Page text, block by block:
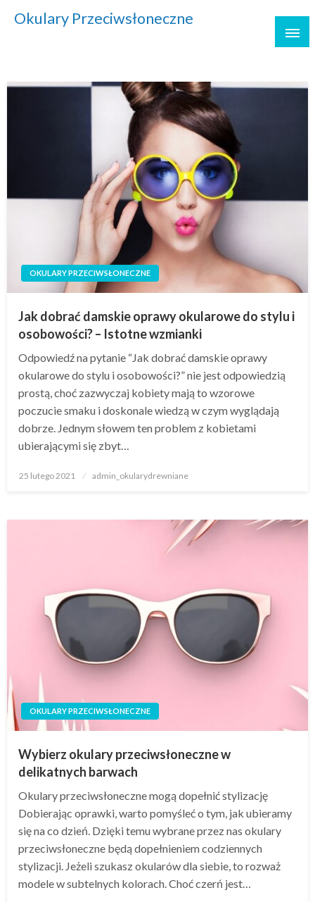
Okulary Przeciwsłoneczne
OKULARY PRZECIWSŁONECZNE
Jak dobrać damskie oprawy okularowe do stylu i
osobowości? – Istotne wzmianki
Odpowiedź na pytanie “Jak dobrać damskie oprawy
okularowe do stylu i osobowości?” nie jest odpowiedzią
prostą, choć zazwyczaj kobiety mają to wzorowe
poczucie smaku i doskonale wiedzą w czym wyglądają
dobrze. Jednym słowem ten problem z kobietami
ubierającymi się zbyt…
Napisano
25 lutego 2021 admin_okularydrewniane
OKULARY PRZECIWSŁONECZNE
Wybierz okulary przeciwsłoneczne w
delikatnych barwach
Okulary przeciwsłoneczne mogą dopełnić stylizację
Dobierając oprawki, warto pomyśleć o tym, jak ubieramy
się na co dzień. Dzięki temu wybrane przez nas okulary
przeciwsłoneczne będą dopełnieniem codziennych
stylizacji. Jeżeli szukasz okularów dla siebie, to rozważ
modele w subtelnych kolorach. Choć czerń jest…